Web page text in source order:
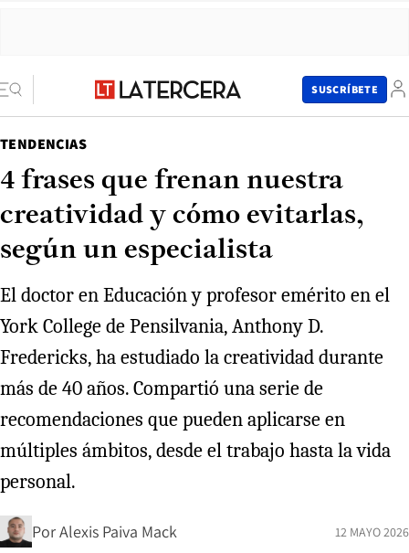
SUSCRÍBETE
TENDENCIAS
4 frases que frenan nuestra
creatividad y cómo evitarlas,
según un especialista
El doctor en Educación y profesor emérito en el
York College de Pensilvania, Anthony D.
Fredericks, ha estudiado la creatividad durante
más de 40 años. Compartió una serie de
recomendaciones que pueden aplicarse en
múltiples ámbitos, desde el trabajo hasta la vida
personal.
PorAlexis Paiva Mack 12 MAYO 2026